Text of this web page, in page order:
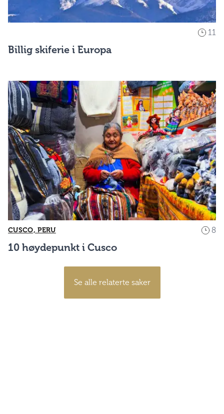
11
Billig skiferie i Europa
CUSCO, PERU 8
10 høydepunkt i Cusco
Se alle relaterte saker